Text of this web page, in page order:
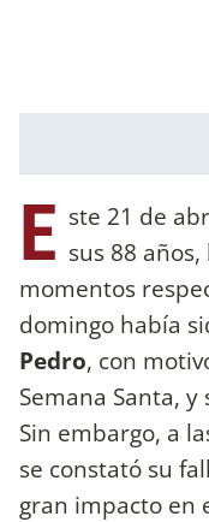
E ste 21 de
sus 88
momentos
domingo había
Pedro, con
Semana Santa,
Sin embargo, a
se constató su
gran impacto en